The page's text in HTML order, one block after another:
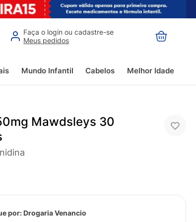
Faça o login ou cadastre-se
Meus pedidos
Mundo Infantil Cabelos Melhor Idade
Mawdsleys 30
por: Drogaria Venancio